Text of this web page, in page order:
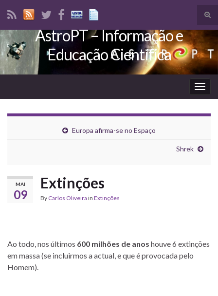
Search for:
AstroPT – Informação e
Educação Científica
Europa afirma-se no Espaço
Shrek
MAI
09
Extinções
By Carlos Oliveira in Extinções
Ao todo, nos últimos 600 milhões de anos houve 6 extinções
em massa (se incluirmos a actual, e que é provocada pelo
Homem).